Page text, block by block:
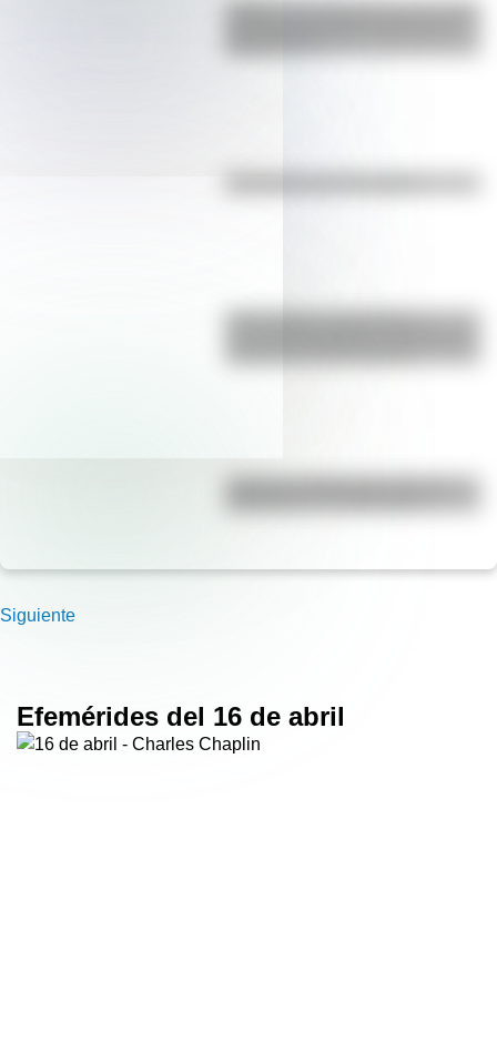
¿Sabías que Argentina tuvo la torre
17 de agosto: actividades y
¿Cuál es la diferencia entre un
Siguiente
Efemérides del 16 de abril